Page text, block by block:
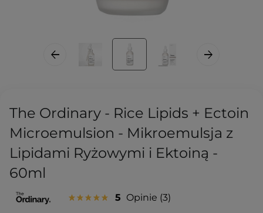
The Ordinary - Rice Lipids + Ectoin
Microemulsion - Mikroemulsja z
Lipidami Ryżowymi i Ektoiną -
60ml
5 Opinie 3